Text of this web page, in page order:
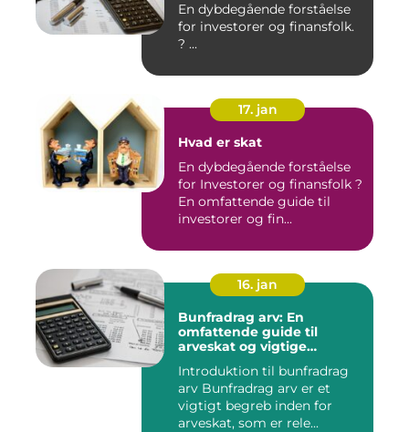
En dybdegående forståelse
for investorer og finansfolk.
? ...
17. jan
Hvad er skat
En dybdegående forståelse
for Investorer og finansfolk ?
En omfattende guide til
investorer og fin...
16. jan
Bunfradrag arv: En
omfattende guide til
arveskat og vigtige
og finansfolk
Introduktion til bunfradrag
arv Bunfradrag arv er et
vigtigt begreb inden for
arveskat, som er rele...